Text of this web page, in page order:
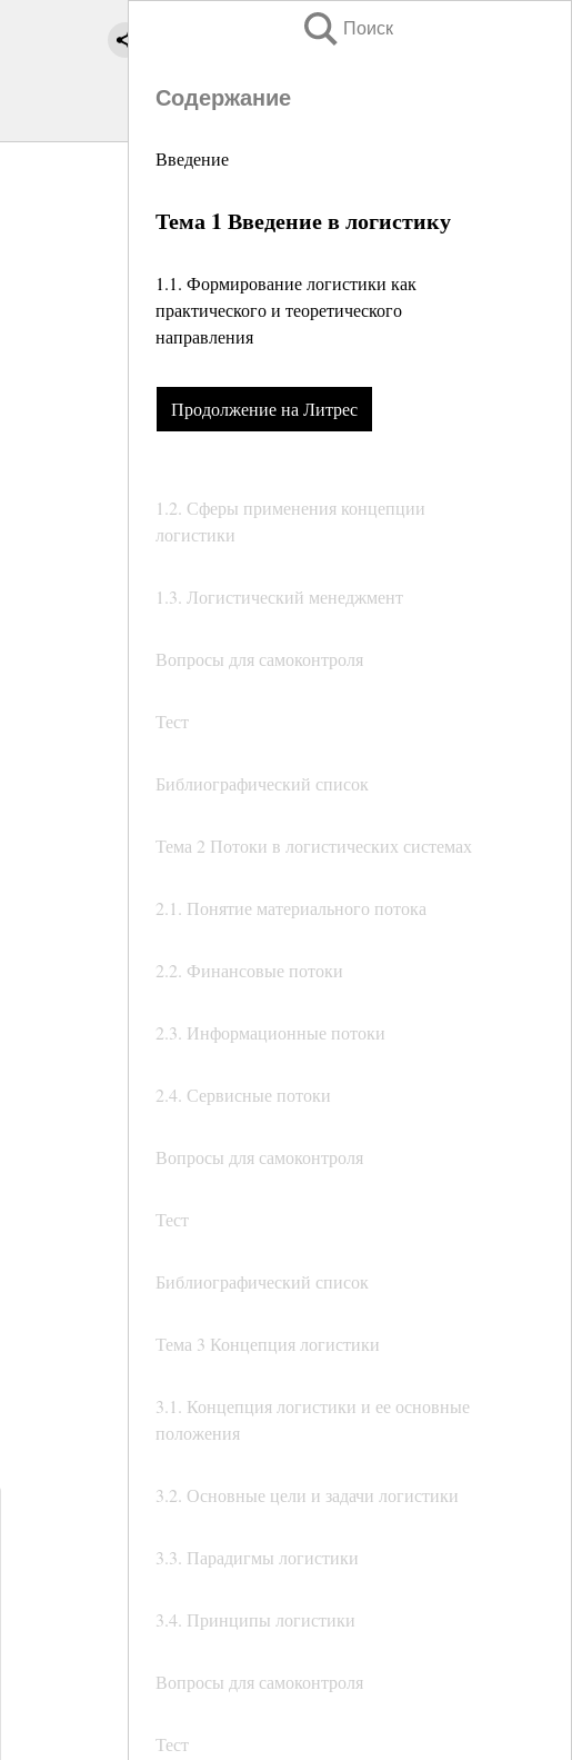
Поиск
Содержание
Введение
Тема 1 Введение в логистику
1.1. Формирование логистики как
практического и теоретического
направления
Продолжение на Литрес
1.2. Сферы применения концепции
логистики
1.3. Логистический менеджмент
Вопросы для самоконтроля
Тест
Библиографический список
Тема 2 Потоки в логистических системах
2.1. Понятие материального потока
2.2. Финансовые потоки
2.3. Информационные потоки
2.4. Сервисные потоки
Вопросы для самоконтроля
Тест
Библиографический список
Тема 3 Концепция логистики
3.1. Концепция логистики и ее основные
положения
3.2. Основные цели и задачи логистики
3.3. Парадигмы логистики
3.4. Принципы логистики
Вопросы для самоконтроля
Тест